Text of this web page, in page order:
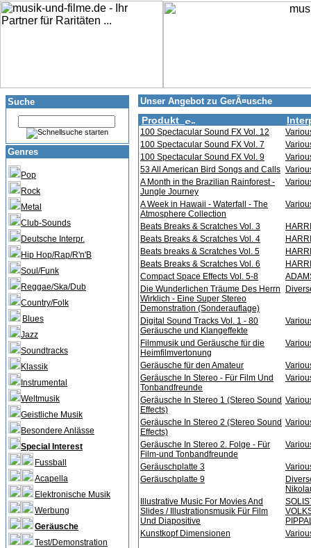
Suche
Genres
Pop
Rock
Metal
Club-Sounds
Deutsche Interpr.
Hip Hop/Rap/R'n'B
Soul/Funk
Reggae/Ska/Dub
Country/Folk
Blues
Jazz
Soundtracks
Klassik
Instrumental
Weltmusik
Geistliche Musik
Besondere Anlässe
Special Interest
Fussball
Acapella
Elektronische Musik
Werbung
Geräusche
Test/Demonstration
Unser Angebot zu GerÃ¤usche
Produkt
100 Spectacular Sound FX Vol. 12
100 Spectacular Sound FX Vol. 7
100 Spectacular Sound FX Vol. 9
53 All American Bird Songs and Calls
A Month in the Brazilian Rainforest -
Jungle Journey
A Week in Hawaii - Waterfall - The
Atmosphere Collection
Beats Breaks & Scratches Vol. 3
Beats Breaks & Scratches Vol. 4
Beats breaks & Scratches Vol. 5
Beats Breaks & Scratches Vol. 6
Compact Space Effects Vol. 5-8
Die Wunderlichen Träume Des Herrn
Wirklich - Eine Super Stereo
Demonstration (Sonderauflage)
Digital Sound Tracks Vol. 1 - 80
Geräusche und Klangeffekte
Filmmusik und Geräusche für die
Heimfilmvertonung
Geräusche für den Amateur
Geräusche In Stereo - Für Film Und
Tonbandfreunde
Geräusche In Stereo 1 (Stereo Sound
Effects)
Geräusche In Stereo 2 (Stereo Sound
Effects)
Geräusche In Stereo 2. Folge - Für
Film-und Tonbandfreunde
Geräuschplatte 3
Geräuschplatte 9
Illustrative Music For Movies And
Slides / Illustrationsmusik Für Film
Und Diapositive
Kunstkopf Dimensionen